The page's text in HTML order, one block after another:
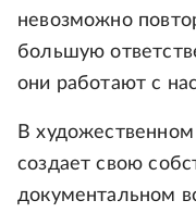
невозможно
большую
они работают с
В
создает свою
документальном